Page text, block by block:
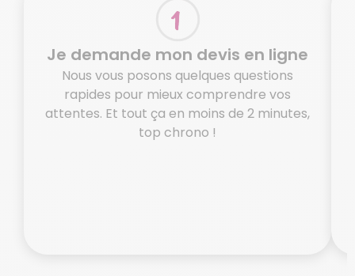
Je demande mon devis en ligne
Nous vous posons quelques questions
rapides pour mieux comprendre vos
attentes. Et tout ça en moins de 2 minutes,
top chrono !